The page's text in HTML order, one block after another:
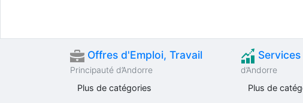
Offres d'Emploi, Travail
Principauté d’Andorre
Plus de catégories
d’Andorre
Plus de